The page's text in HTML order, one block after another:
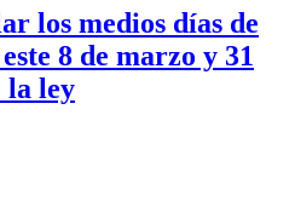
los medios días de
8 de marzo y 31
la ley